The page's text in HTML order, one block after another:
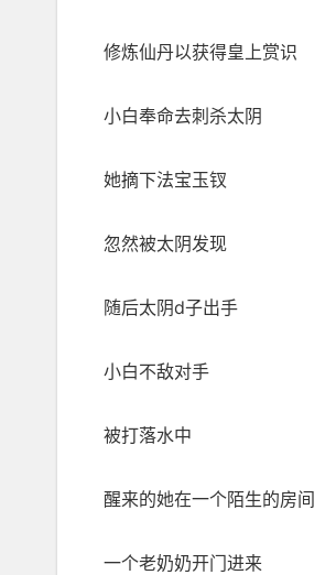
修炼仙丹以获得皇上赏识
小白奉命去刺杀太阴
她摘下法宝玉钗
忽然被太阴发现
随后太阴d子出手
小白不敌对手
被打落水中
醒来的她在一个陌生的房间
一个老奶奶开门进来